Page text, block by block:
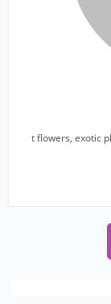
t flowers, exotic